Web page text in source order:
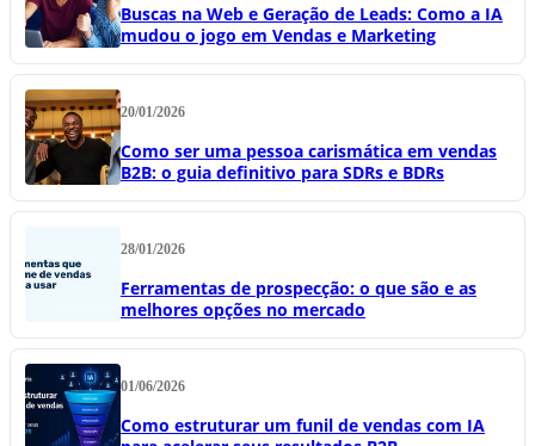
Buscas na Web e Geração de Leads: Como a IA
mudou o jogo em Vendas e Marketing
20/01/2026
Como ser uma pessoa carismática em vendas
B2B: o guia definitivo para SDRs e BDRs
28/01/2026
Ferramentas de prospecção: o que são e as
melhores opções no mercado
01/06/2026
Como estruturar um funil de vendas com IA